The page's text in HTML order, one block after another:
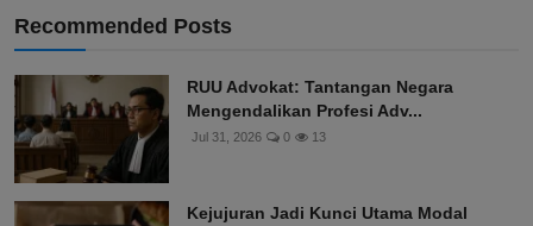
Recommended Posts
RUU Advokat: Tantangan Negara
Mengendalikan Profesi Adv...
Jul 31, 2026 0 13
Kejujuran Jadi Kunci Utama Modal